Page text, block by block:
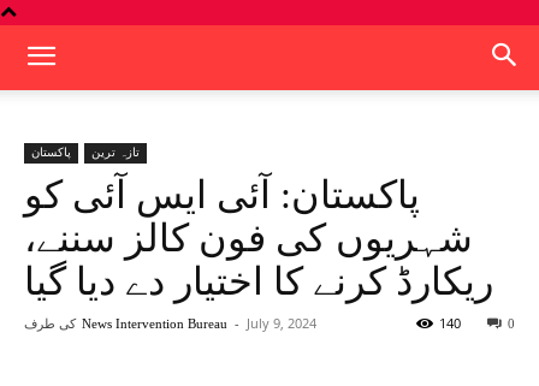
پاکستان تازہ ترین
پاکستان: آئی ایس آئی کو
شہریوں کی فون کالز سننے،
ریکارڈ کرنے کا اختیار دے دیا گیا
کی طرف News Intervention Bureau - July 9, 2024 0
140